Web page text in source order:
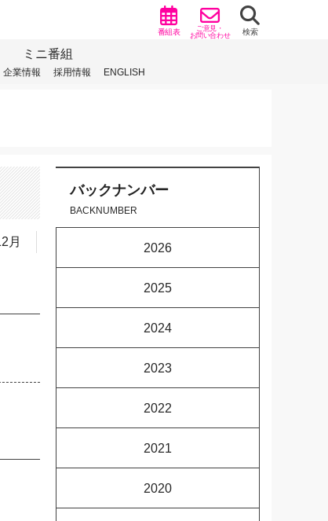
番組表 ご意見・
お問い合わせ 検索
ミニ番組
企業情報 採用情報 ENGLISH
月
バックナンバー
BACKNUMBER
2026
2025
2024
2023
2022
2021
2020